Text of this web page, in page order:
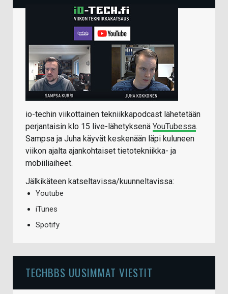
io-techin viikottainen tekniikkapodcast lähetetään
perjantaisin klo 15 live-lähetyksenä YouTubessa.
Sampsa ja Juha käyvät keskenään läpi kuluneen
viikon ajalta ajankohtaiset tietotekniikka- ja
mobiiliaiheet.
Jälkikäteen katseltavissa/kuunneltavissa:
Youtube
iTunes
Spotify
TECHBBS UUSIMMAT VIESTIT